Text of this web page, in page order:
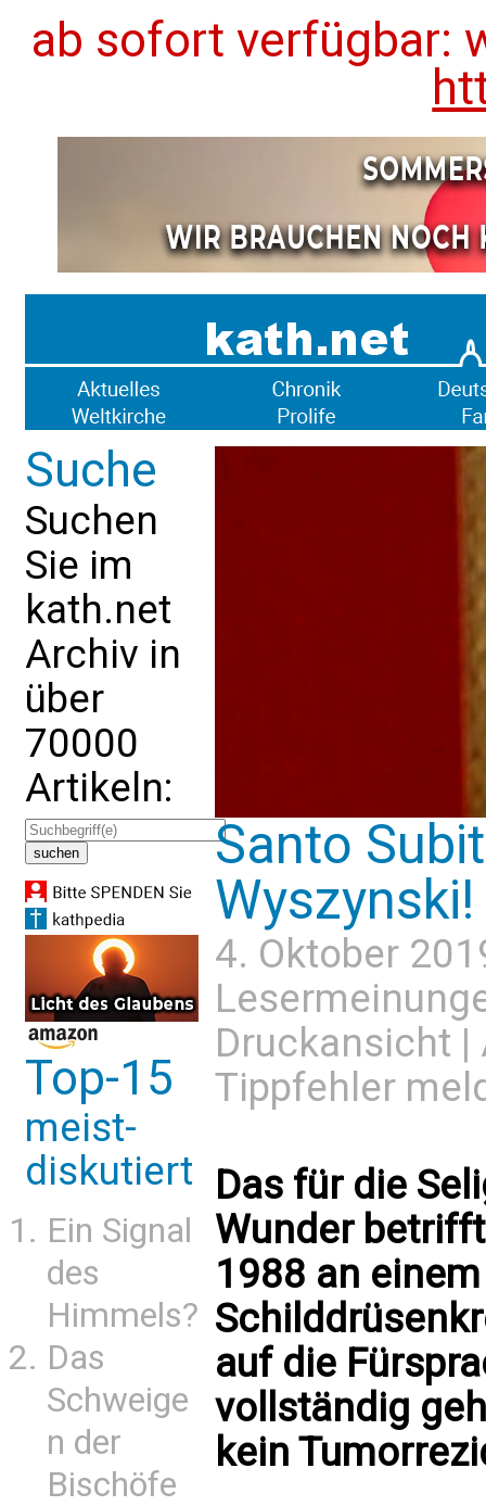
ab sofort verfügbar:
Suche
Suchen
Sie im
kath.net
Archiv in
über
70000
Artikeln:
Top-15
meist-
diskutiert
Ein Signal
des
Himmels?
Das
Schweige
n der
Bischöfe
Santo
Wyszynski!
4. Oktober
Druckansicht |
Tippfehler
Das für die
Wunder
1988 an
auf die
vollständig
kein